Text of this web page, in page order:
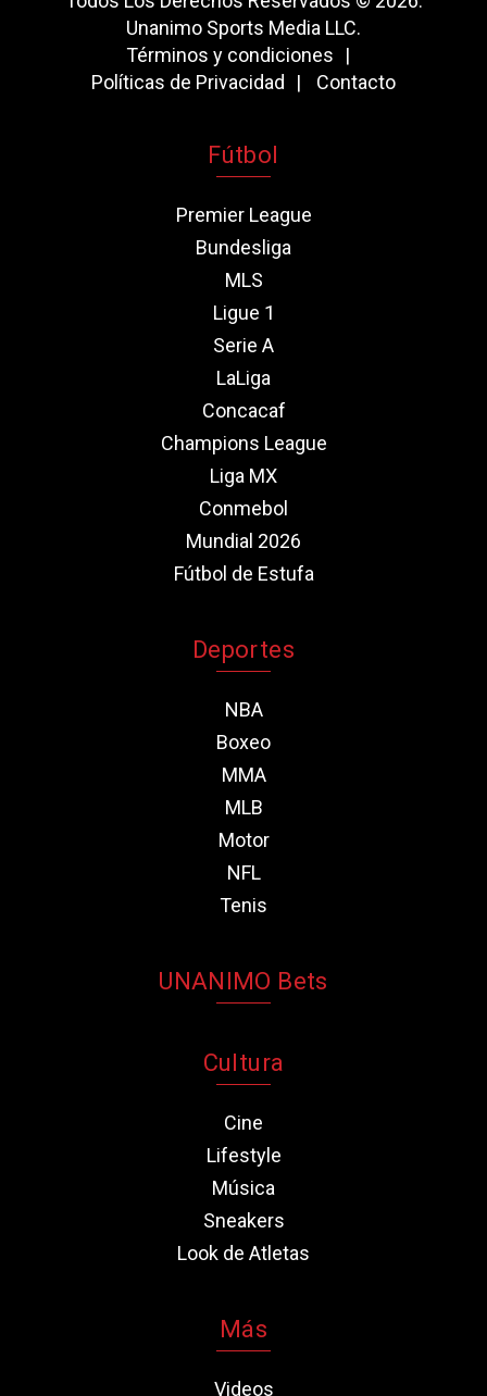
Unanimo Sports Media LLC.
Términos y condiciones
Políticas de Privacidad
Contacto
Fútbol
Premier League
Bundesliga
MLS
Ligue 1
Serie A
LaLiga
Concacaf
Champions League
Liga MX
Conmebol
Mundial 2026
Fútbol de Estufa
Deportes
NBA
Boxeo
MMA
MLB
Motor
NFL
Tenis
UNANIMO Bets
Cultura
Cine
Lifestyle
Música
Sneakers
Look de Atletas
Más
Videos